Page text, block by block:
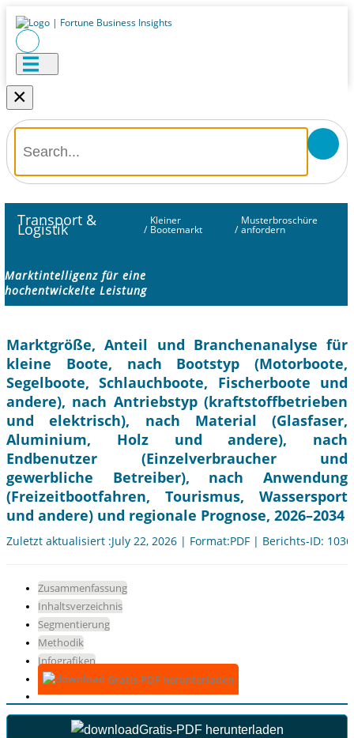
×
Transport &
Logistik /
Kleiner
Bootemarkt /
Musterbroschüre
anfordern
Marktintelligenz für eine
hochentwickelte Leistung
Marktgröße, Anteil und Branchenanalyse für
kleine Boote, nach Bootstyp (Motorboote,
Segelboote, Schlauchboote, Fischerboote und
andere), nach Antriebstyp (kraftstoffbetrieben
und elektrisch), nach Material (Glasfaser,
Aluminium, Holz und andere), nach
Endbenutzer (Einzelverbraucher und
gewerbliche Betreiber), nach Anwendung
(Freizeitbootfahren, Tourismus, Wassersport
und andere) und regionale Prognose, 2026–2034
Zuletzt aktualisiert :July 22, 2026 | Format:PDF | Berichts-ID:
Zusammenfassung
Inhaltsverzeichnis
Segmentierung
Methodik
Infografiken
Gratis-PDF herunterladen
Gratis-PDF herunterladen